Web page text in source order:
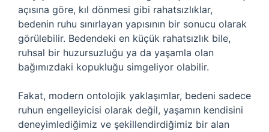
açısına göre, kıl dönmesi gibi rahatsızlıklar,
bedenin ruhu sınırlayan yapısının bir sonucu olarak
görülebilir. Bedendeki en küçük rahatsızlık bile,
ruhsal bir huzursuzluğu ya da yaşamla olan
bağımızdaki kopukluğu simgeliyor olabilir.
Fakat, modern ontolojik yaklaşımlar, bedeni sadece
ruhun engelleyicisi olarak değil, yaşamın kendisini
deneyimlediğimiz ve şekillendirdiğimiz bir alan